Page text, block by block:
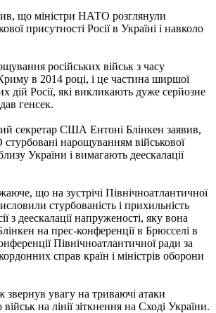
що міністри НАТО розглянули
присутності Росії в Україні і навколо
російських військ з часу
Криму в 2014 році, і це частина ширшої
дій Росії, які викликають дуже серйозне
генсек.
секретар США Ентоні Блінкен заявив,
нарощуванням військової
України і вимагають деескалації
що на зустрічі Північноатлантичної
стурбованість і прихильність
з деескалації напруженості, яку вона
на прес-конференції в Брюсселі в
Північноатлантичної ради за
справ країн і міністрів оборони
звернув увагу на триваючі атаки
на лінії зіткнення на Сході України.